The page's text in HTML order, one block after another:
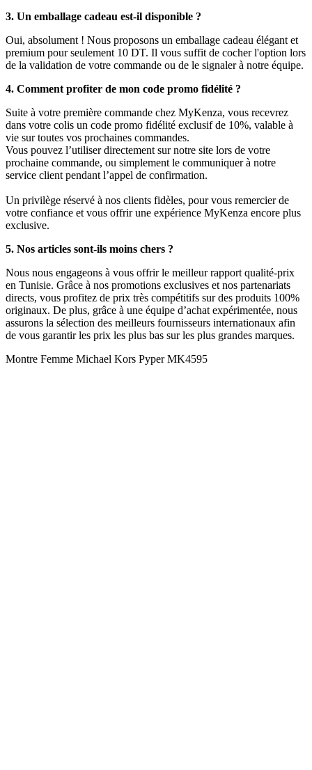
3. Un emballage cadeau est-il disponible ?
Oui, absolument ! Nous proposons un emballage cadeau élégant et
premium pour seulement 10 DT. Il vous suffit de cocher l'option lors
de la validation de votre commande ou de le signaler à notre équipe.
4. Comment profiter de mon code promo fidélité ?
Suite à votre première commande chez MyKenza, vous recevrez
dans votre colis un code promo fidélité exclusif de 10%, valable à
vie sur toutes vos prochaines commandes.
Vous pouvez l’utiliser directement sur notre site lors de votre
prochaine commande, ou simplement le communiquer à notre
service client pendant l’appel de confirmation.
Un privilège réservé à nos clients fidèles, pour vous remercier de
votre confiance et vous offrir une expérience MyKenza encore plus
exclusive.
5. Nos articles sont-ils moins chers ?
Nous nous engageons à vous offrir le meilleur rapport qualité-prix
en Tunisie. Grâce à nos promotions exclusives et nos partenariats
directs, vous profitez de prix très compétitifs sur des produits 100%
originaux. De plus, grâce à une équipe d’achat expérimentée, nous
assurons la sélection des meilleurs fournisseurs internationaux afin
de vous garantir les prix les plus bas sur les plus grandes marques.
Montre Femme Michael Kors Pyper MK4595